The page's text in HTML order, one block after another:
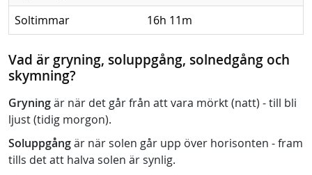
Soltimmar
16h 11m
Vad är gryning, soluppgång, solnedgång och
skymning?
Gryningär när det går från att vara mörkt (natt) - till bli
ljust (tidig morgon).
Soluppgångär när solen går upp över horisonten - fram
tills det att halva solen är synlig.